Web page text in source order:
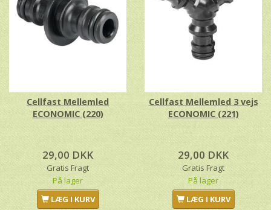
Cellfast Mellemled
ECONOMIC (220)
29,00 DKK
Gratis Fragt
På lager
LÆG I KURV
Cellfast Mellemled 3 vejs
ECONOMIC (221)
29,00 DKK
Gratis Fragt
På lager
LÆG I KURV